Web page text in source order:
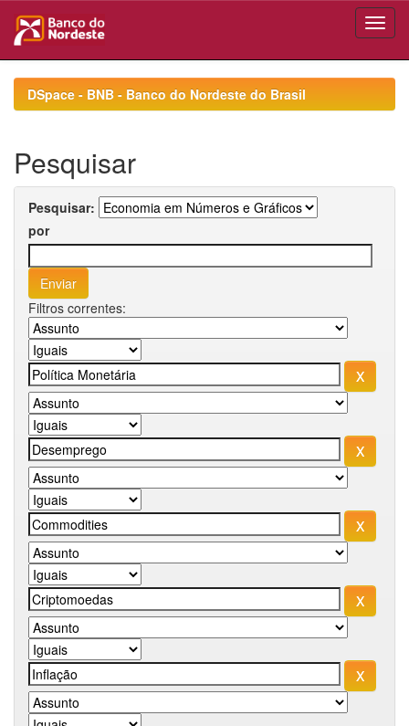
navigationDSpace - BNB - Banco do Nordeste do Brasil
Pesquisar
Pesquisar:
por
Filtros correntes: